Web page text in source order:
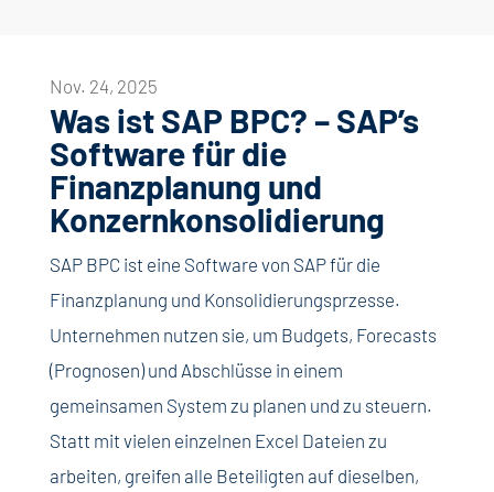
Nov. 24, 2025
Was ist SAP BPC? – SAP’s
Software für die
Finanzplanung und
Konzernkonsolidierung
SAP BPC ist eine Software von SAP für die
Finanzplanung und Konsolidierungsprzesse.
Unternehmen nutzen sie, um Budgets, Forecasts
(Prognosen) und Abschlüsse in einem
gemeinsamen System zu planen und zu steuern.
Statt mit vielen einzelnen Excel Dateien zu
arbeiten, greifen alle Beteiligten auf dieselben,